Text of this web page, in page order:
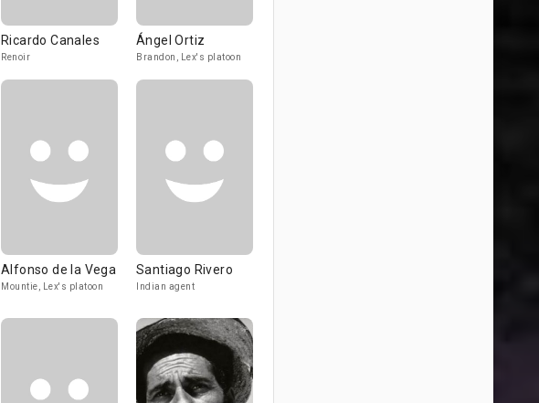
Ricardo Canales
Renoir
Ángel Ortiz
Brandon, Lex's platoon
Alfonso de la Vega
Mountie, Lex's platoon
Santiago Rivero
Indian agent